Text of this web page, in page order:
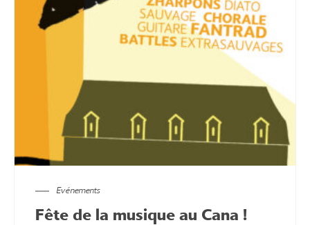
Evénements
Fête de la musique au Cana !